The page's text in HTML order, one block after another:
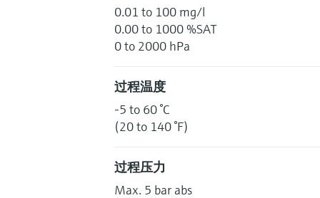
0.01 to 100 mg/l
0.00 to 1000 %SAT
0 to 2000 hPa
过程温度
-5 to 60 °C
(20 to 140 °F)
过程压力
Max. 5 bar abs